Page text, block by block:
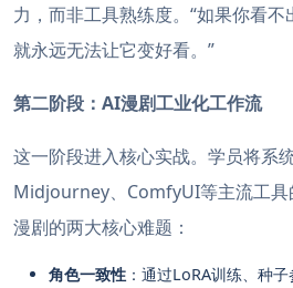
力，而非工具熟练度。“如果你看
就永远无法让它变好看。”
第二阶段：AI漫剧工业化工作流
这一阶段进入核心实战。学员将系
Midjourney、ComfyUI等主流工具
漫剧的两大核心难题：
角色一致性 ：通过LoRA训练、种